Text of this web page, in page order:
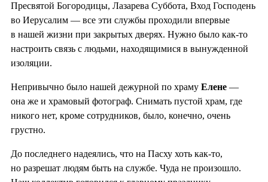
Пресвятой Богородицы, Лазарева Суббота, Вход Господень
во Иерусалим — все эти службы проходили впервые
в нашей жизни при закрытых дверях. Нужно было как-то
настроить связь с людьми, находящимися в вынужденной
изоляции.
Непривычно было нашей дежурной по храму Елене —
она же и храмовый фотограф. Снимать пустой храм, где
никого нет, кроме сотрудников, было, конечно, очень
грустно.
До последнего надеялись, что на Пасху хоть как-то,
но разрешат людям быть на службе. Чуда не произошло.